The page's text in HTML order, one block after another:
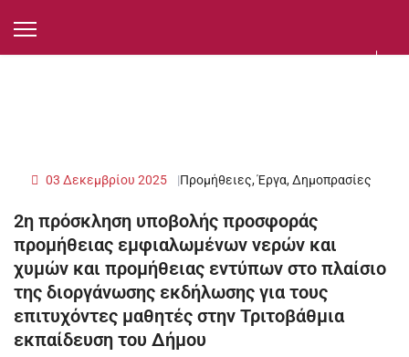
Προμήθειες, Έργα, Δημοπρασίες
03 Δεκεμβρίου 2025
2η πρόσκληση υποβολής προσφοράς
προμήθειας εμφιαλωμένων νερών και
χυμών και προμήθειας εντύπων στο πλαίσιο
της διοργάνωσης εκδήλωσης για τους
επιτυχόντες μαθητές στην Τριτοβάθμια
εκπαίδευση του Δήμου